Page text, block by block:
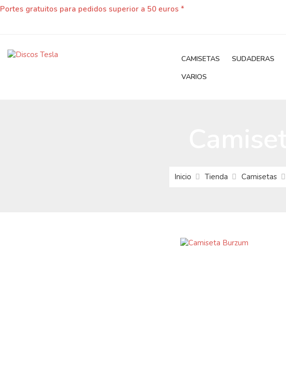
Portes gratuitos para pedidos superior a 50 euros *
CAMISETAS SUDADERAS
VARIOS
Inicio Tienda Camisetas